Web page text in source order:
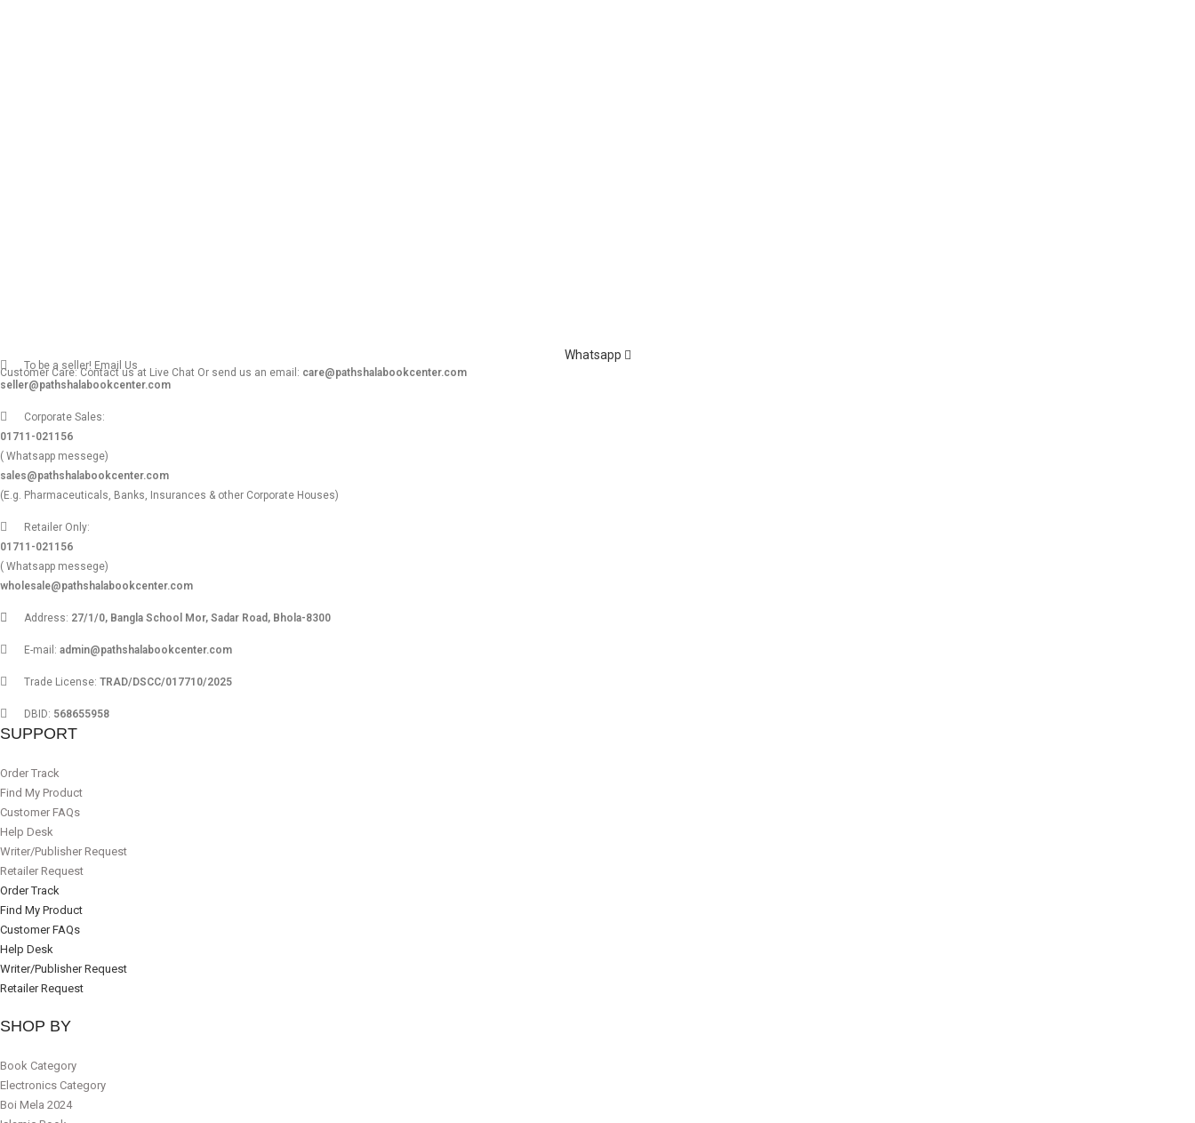
Whatsapp
Customer Care: Contact us at Live Chat Or send us an email: care@pathshalabookcenter.com
To be a seller! Email Us
seller@pathshalabookcenter.com
Corporate Sales:
01711-021156
( Whatsapp messege)
sales@pathshalabookcenter.com
(E.g. Pharmaceuticals, Banks, Insurances & other Corporate Houses)
Retailer Only:
01711-021156
( Whatsapp messege)
wholesale@pathshalabookcenter.com
Address: 27/1/0, Bangla School Mor, Sadar Road, Bhola-8300
E-mail: admin@pathshalabookcenter.com
Trade License: TRAD/DSCC/017710/2025
DBID: 568655958
SUPPORT
Order Track
Find My Product
Customer FAQs
Help Desk
Writer/Publisher Request
Retailer Request
Order Track
Find My Product
Customer FAQs
Help Desk
Writer/Publisher Request
Retailer Request
SHOP BY
Book Category
Electronics Category
Boi Mela 2024